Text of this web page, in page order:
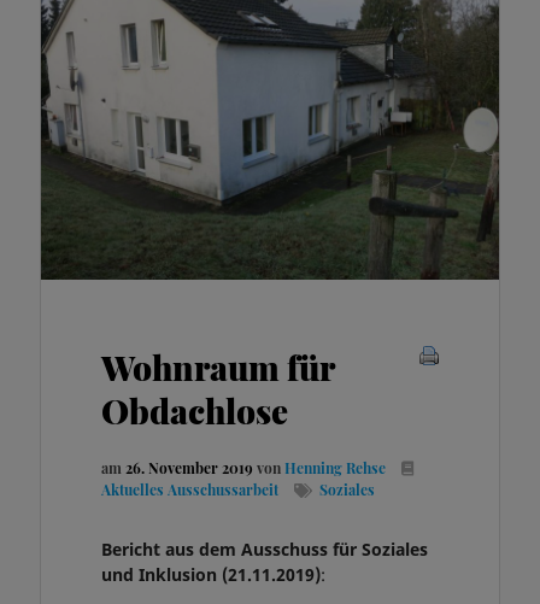
Wohnraum für
Obdachlose
am26. November 2019 von Henning Rehse
Aktuelles Ausschussarbeit Soziales
Bericht aus dem Ausschuss für Soziales
und Inklusion (21.11.2019):